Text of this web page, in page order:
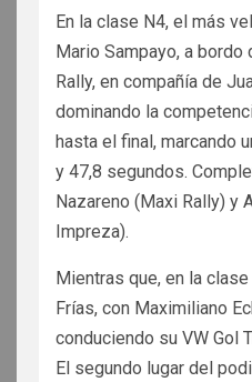
En la clase N4, el más
Mario Sampayo, a
Rally, en compañía de
dominando la
hasta el final, marcando
y 47,8 segundos.
Nazareno (Maxi Rally) y
Impreza).
Mientras que, en la
Frías, con Maximiliano
conduciendo su VW Gol
El segundo lugar del